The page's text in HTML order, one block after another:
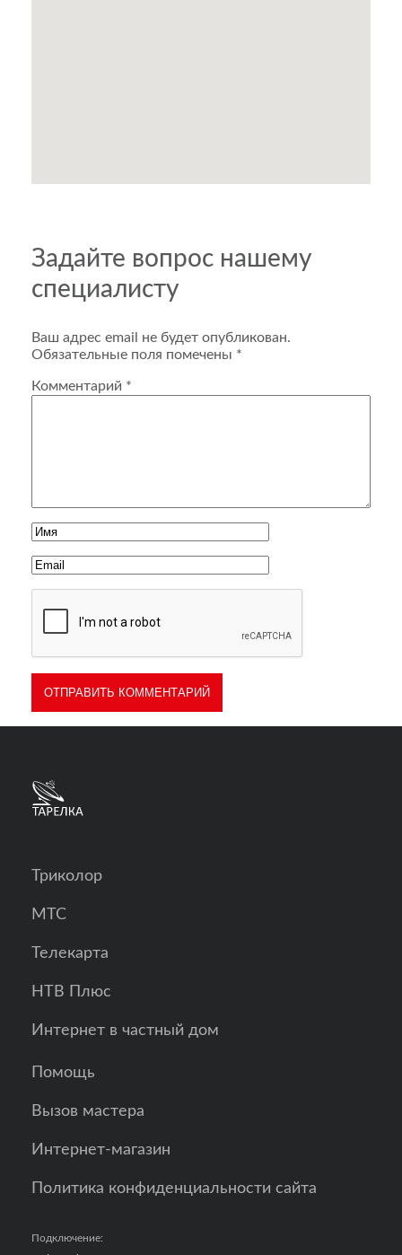
Задайте вопрос нашему
специалисту
Ваш адрес email не будет опубликован.
Обязательные поля помечены *
Комментарий *
Триколор
МТС
Телекарта
НТВ Плюс
Интернет в частный дом
Помощь
Вызов мастера
Интернет-магазин
Политика конфиденциальности сайта
Подключение: